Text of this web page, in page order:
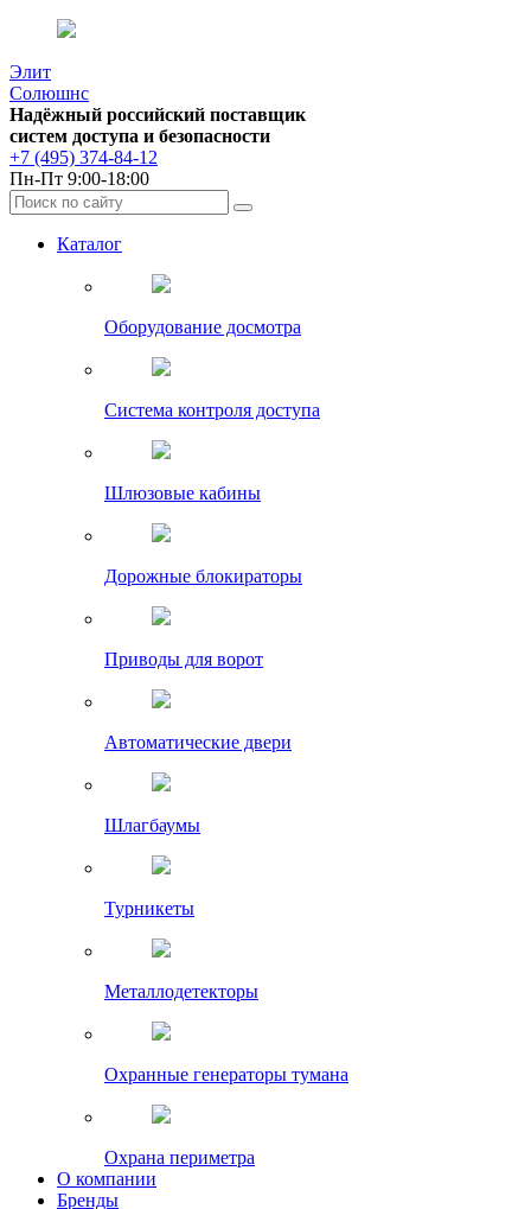
Элит
Солюшнс
Надёжный российский поставщик
систем доступа и безопасности
+7 (495) 374-84-12
Пн-Пт 9:00-18:00
Каталог
Оборудование досмотра
Система контроля доступа
Шлюзовые кабины
Дорожные блокираторы
Приводы для ворот
Автоматические двери
Шлагбаумы
Турникеты
Металлодетекторы
Охранные генераторы тумана
Охрана периметра
О компании
Бренды